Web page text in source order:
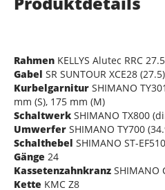
Rahmen KELLYS Alutec RRC
Gabel SR SUNTOUR XCE28
Kurbelgarnitur SHIMANO
mm (S), 175 mm (M)
Schaltwerk SHIMANO TX800
Umwerfer SHIMANO TY700
Schalthebel SHIMANO ST-
Gänge 24
Kassetenzahnkranz SHIMANO
Kette KMC Z8